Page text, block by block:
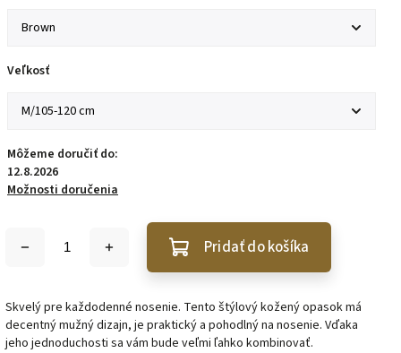
Veľkosť
Môžeme doručiť do:
12.8.2026
Možnosti doručenia
Pridať do košíka
Skvelý pre každodenné nosenie. Tento štýlový kožený opasok má
decentný mužný dizajn, je praktický a pohodlný na nosenie. Vďaka
jeho jednoduchosti sa vám bude veľmi ľahko kombinovať.